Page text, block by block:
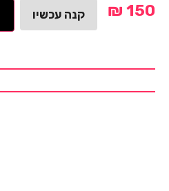
₪ 150 קנה עכשיו